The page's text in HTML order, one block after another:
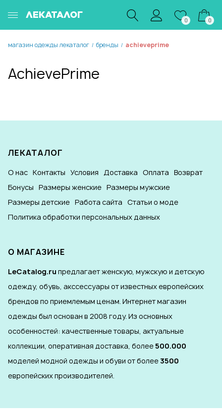
ЛЕКАТАЛОГ
0 0
магазин одежды лекаталог / бренды / achieveprime
AchievePrime
ЛЕКАТАЛОГ
О нас Контакты Условия Доставка Оплата Возврат
Бонусы Размеры женские Размеры мужские
Размеры детские Работа сайта Статьи о моде
Политика обработки персональных данных
О МАГАЗИНЕ
LeCatalog.ru предлагает женскую, мужскую и детскую
одежду, обувь, акссессуары от известных европейских
брендов по приемлемым ценам. Интернет магазин
одежды был основан в 2008 году. Из основных
особенностей: качественные товары, актуальные
коллекции, оперативная доставка, более500.000
моделей модной одежды и обуви от более3500
европейских производителей.